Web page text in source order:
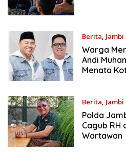
Berita, Jambi
Warga
Andi
Menata
Berita, Jambi
Polda
Cagub RH
Wartawan